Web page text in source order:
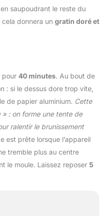
saupoudrant le reste du
donnera un gratin doré et
pour 40 minutes. Au bout de
: si le dessus dore trop vite,
de papier aluminium. Cette
» : on forme une tente de
ralentir le brunissement
est prête lorsque l’appareil
tremble plus au centre
le moule. Laissez reposer 5